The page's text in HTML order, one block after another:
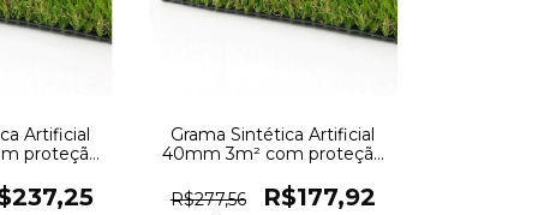
Artificial
proteção
Grama Sintética Artificial
40mm 3m² com proteção
1,50m
R$277,56 R$177,92